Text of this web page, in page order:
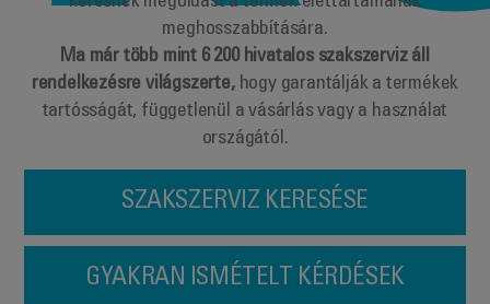
meghosszabbítására.
Ma már több mint 6 200 hivatalos szakszerviz áll
rendelkezésre világszerte,hogy garantálják a termékek
tartósságát, függetlenül a vásárlás vagy a használat
országától.
SZAKSZERVIZ KERESÉSE
GYAKRAN ISMÉTELT KÉRDÉSEK